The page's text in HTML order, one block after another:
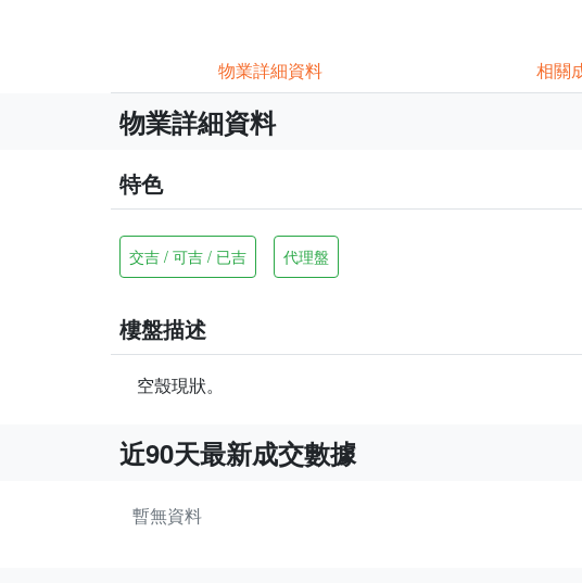
物業詳細資料 相關
物業詳細資料
特色
交吉 / 可吉 / 已吉 代理盤
樓盤描述
空殼現狀。
近90天最新成交數據
暫無資料